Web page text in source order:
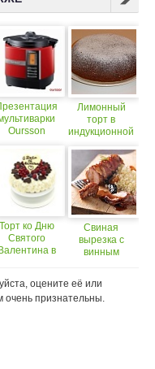
Oursson
Торт ко Дню
Святого
Валентина в
Oursson
MP5010
Лимонный
торт в
индукционной
скороварке
Oursson Mi
5040PSD
Свиная
вырезка с
винным
MP5015PSD
оцените её или
признательны.